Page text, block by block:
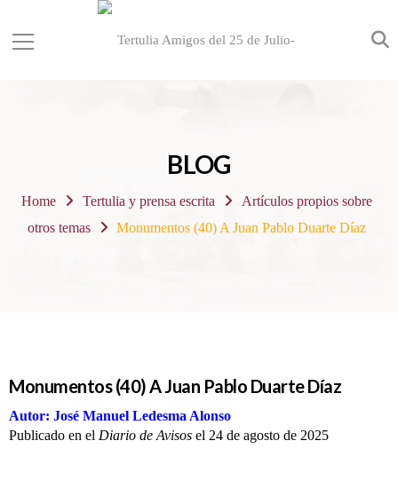
BLOG
Home Tertulia y prensa escrita
Artículos propios sobre
otros temas
Monumentos (40) A Juan Pablo Duarte Díaz
Monumentos (40) A Juan Pablo Duarte Díaz
Autor: José Manuel Ledesma Alonso
Publicado en el Diario de Avisos el 24 de agosto de 2025